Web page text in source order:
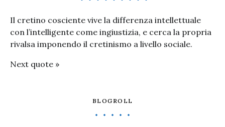
Il cretino cosciente vive la differenza intellettuale
con l’intelligente come ingiustizia, e cerca la propria
rivalsa imponendo il cretinismo a livello sociale.
Next quote »
BLOGROLL